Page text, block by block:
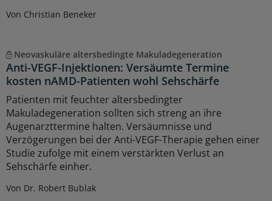
Von Christian Beneker
Neovaskuläre altersbedingte Makuladegeneration
Anti-VEGF-Injektionen: Versäumte Termine
kosten nAMD-Patienten wohl Sehschärfe
Patienten mit feuchter altersbedingter
Makuladegeneration sollten sich streng an ihre
Augenarzttermine halten. Versäumnisse und
Verzögerungen bei der Anti-VEGF-Therapie gehen einer
Studie zufolge mit einem verstärkten Verlust an
Sehschärfe einher.
Von Dr. Robert Bublak